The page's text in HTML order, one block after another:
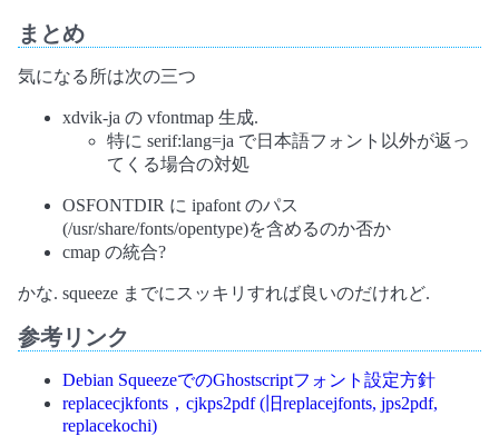
まとめ
気になる所は次の三つ
xdvik-ja の vfontmap 生成.
特に serif:lang=ja で日本語フォント以外が返っ
てくる場合の対処
OSFONTDIR に ipafont のパス
(/usr/share/fonts/opentype)を含めるのか否か
cmap の統合?
かな. squeeze までにスッキリすれば良いのだけれど.
参考リンク
Debian SqueezeでのGhostscriptフォント設定方針
replacecjkfonts，cjkps2pdf (旧replacejfonts, jps2pdf,
replacekochi)